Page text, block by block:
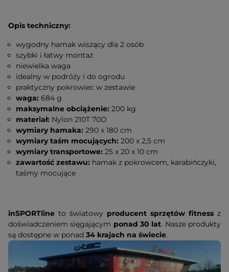
Opis techniczny:
wygodny hamak wiszący dla 2 osób
szybki i łatwy montaż
niewielka waga
idealny w podróży i do ogrodu
praktyczny pokrowiec w zestawie
waga: 684 g
maksymalne obciążenie: 200 kg
materiał: Nylon 210T 70D
wymiary hamaka: 290 x 180 cm
wymiary taśm mocujących: 200 x 2,5 cm
wymiary transportowe: 25 x 20 x 10 cm
zawartość zestawu: hamak z pokrowcem, karabińczyki,
taśmy mocujące
inSPORTline to światowy producent sprzętów fitness z
doświadczeniem sięgającym ponad 30 lat. Nasze produkty
są dostępne w ponad 34 krajach na świecie.